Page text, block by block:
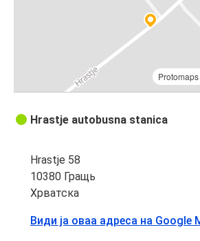
Protomaps
Hrastje autobusna stanica
Hrastje 58
10380 Гращь
Хрватска
Види ја оваа адреса на Google